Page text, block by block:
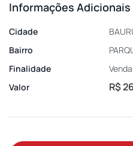
Informações Adicionais
Cidade
Bairro
Finalidade
Venda
Valor
R$